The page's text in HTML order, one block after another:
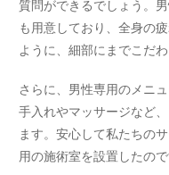
質問ができるでしょう。
も用意しており、全身の
ように、細部にまでこだ
さらに、男性専用のメニ
手入れやマッサージなど
ます。安心して私たちの
用の施術室を設置したので